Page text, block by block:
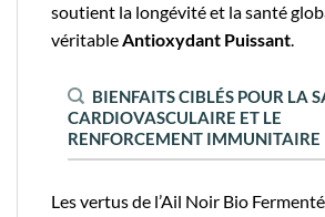
soutient la longévité et la santé
véritableAntioxydant Puissant.
BIENFAITS CIBLÉS POUR LA
CARDIOVASCULAIRE ET LE
RENFORCEMENT IMMUNITAIRE
Les vertus de l’Ail Noir Bio